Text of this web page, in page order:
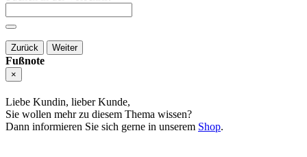
Zurück Weiter
Fußnote
×
Liebe Kundin, lieber Kunde,
Sie wollen mehr zu diesem Thema wissen?
Dann informieren Sie sich gerne in unserem Shop.